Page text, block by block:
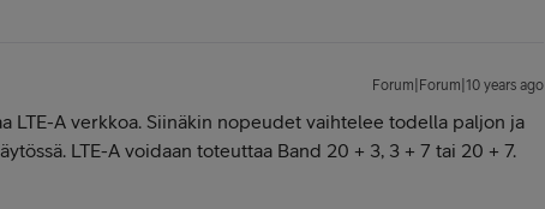
Forum|Forum|10 years ago
LTE-A verkkoa. Siinäkin nopeudet vaihtelee todella paljon ja
LTE-A voidaan toteuttaa Band 20 + 3, 3 + 7 tai 20 + 7.